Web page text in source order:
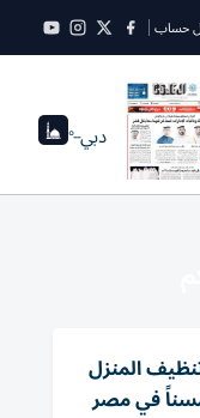
حساب
دبي--°
المنزل
في مصر